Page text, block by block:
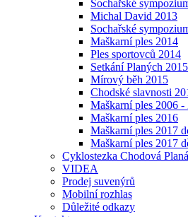
Sochařské
Michal David 2013
Sochařské
Maškarní ples 2014
Ples sportovců 2014
Setkání Planých 2015
Mírový běh 2015
Chodské slavnosti
Maškarní ples 2006 -
Maškarní ples 2016
Maškarní ples 2017
Maškarní ples 2017
Cyklostezka Chodová
VIDEA
Prodej suvenýrů
Mobilní rozhlas
Důležité odkazy